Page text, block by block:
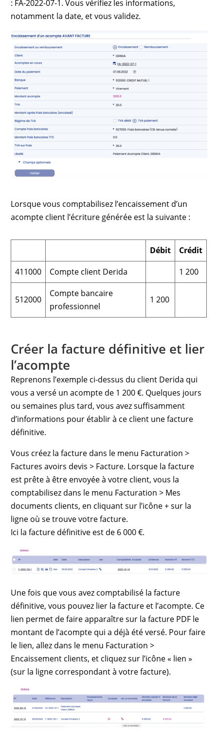
: FA-2022-07-1. Vous vérifiez les informations,
notamment la date, et vous validez.
Lorsque vous comptabilisez l’encaissement d’un
acompte client l’écriture générée est la suivante :
Débit
Crédit
411000
Compte client Derida 1 200
512000
Compte bancaire
professionnel
1 200
Créer la facture définitive et lier
l’acompte
Reprenons l’exemple ci-dessus du client Derida qui
vous a versé un acompte de 1 200 €. Quelques jours
ou semaines plus tard, vous avez suffisamment
d’informations pour établir à ce client une facture
définitive.
Vous créez la facture dans le menu Facturation >
Factures avoirs devis > Facture. Lorsque la facture
est prête à être envoyée à votre client, vous la
comptabilisez dans le menu Facturation > Mes
documents clients, en cliquant sur l’icône + sur la
ligne où se trouve votre facture.
Ici la facture définitive est de 6 000 €.
Une fois que vous avez comptabilisé la facture
définitive, vous pouvez lier la facture et l’acompte. Ce
lien permet de faire apparaître sur la facture PDF le
montant de l’acompte qui a déjà été versé. Pour faire
le lien, allez dans le menu Facturation >
Encaissement clients, et cliquez sur l’icône « lien »
(sur la ligne correspondant à votre facture).